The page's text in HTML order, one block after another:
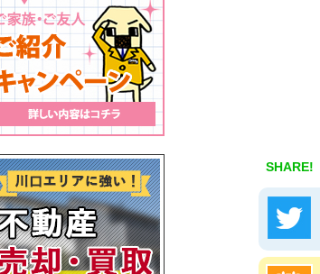
SHARE!